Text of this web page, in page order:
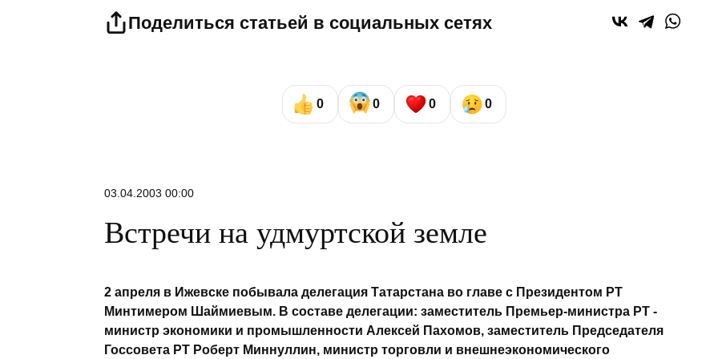
Поделиться статьей в социальных сетях
0 0 0 0
03.04.2003 00:00
Встречи на удмуртской земле
2 апреля в Ижевске побывала делегация Татарстана во главе с Президентом РТ
Минтимером Шаймиевым. В составе делегации: заместитель Премьер-министра РТ -
министр экономики и промышленности Алексей Пахомов, заместитель Председателя
Госсовета РТ Роберт Миннуллин, министр торговли и внешнеэкономического